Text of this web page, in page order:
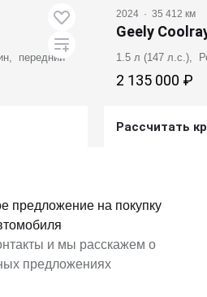
передний
2024 · 35 412 км
Geely
1.5 л (147 л.с.),
2 135 000 ₽
Рассчитать
предложение на покупку
и мы расскажем о
предложениях